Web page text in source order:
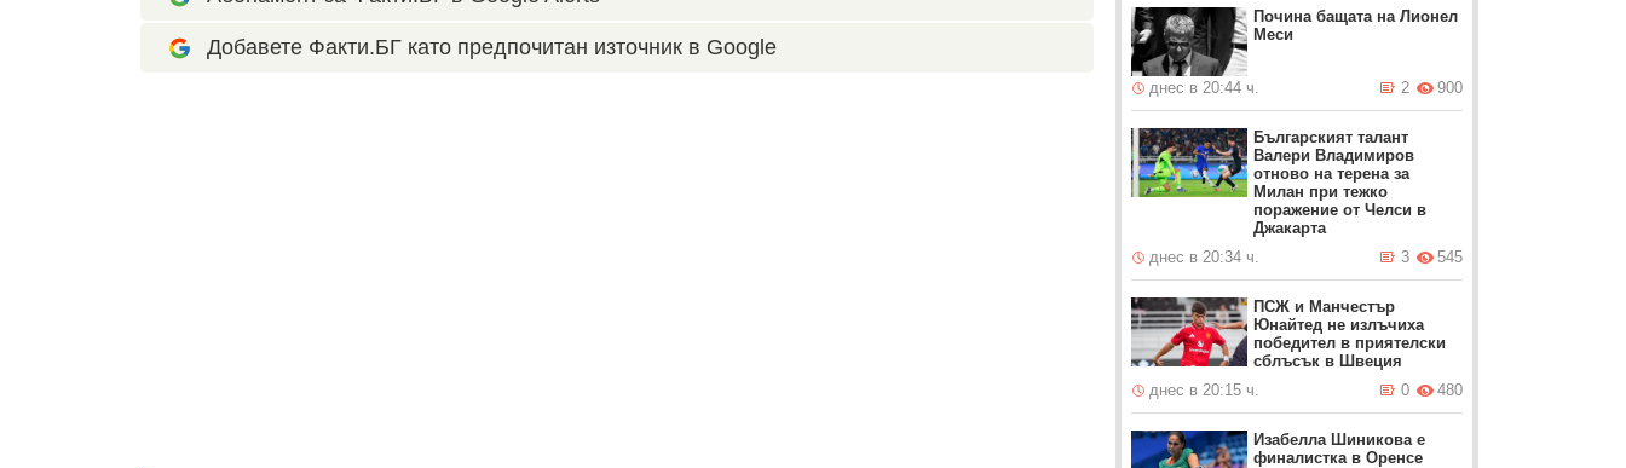
Добавете Факти.БГ като предпочитан източник в Google
Почина бащата на Лионел
Меси
днес в 20:44 ч. 900
2
Българският талант
Валери Владимиров
отново на терена за
Милан при тежко
поражение от Челси в
Джакарта
днес в 20:34 ч.
545
3
ПСЖ и Манчестър
Юнайтед не излъчиха
победител в приятелски
сблъсък в Швеция
днес в 20:15 ч.
480
0
Изабелла Шиникова е
финалистка в Оренсе